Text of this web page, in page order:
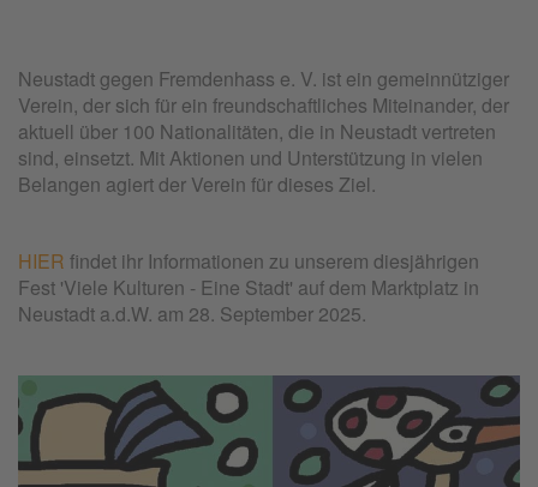
Neustadt gegen Fremdenhass e. V. ist ein gemeinnütziger
Verein, der sich für ein freundschaftliches Miteinander, der
aktuell über 100 Nationalitäten, die in Neustadt vertreten
sind, einsetzt. Mit Aktionen und Unterstützung in vielen
Belangen agiert der Verein für dieses Ziel.
HIER findet ihr Informationen zu unserem diesjährigen
Fest 'Viele Kulturen - Eine Stadt' auf dem Marktplatz in
Neustadt a.d.W. am 28. September 2025.